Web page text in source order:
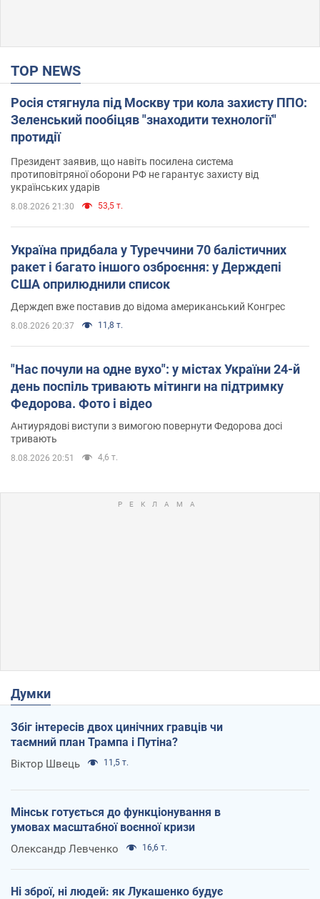
TOP NEWS
Росія стягнула під Москву три кола захисту ППО:
Зеленський пообіцяв "знаходити технології"
протидії
Президент заявив, що навіть посилена система
протиповітряної оборони РФ не гарантує захисту від
українських ударів
8.08.2026 21:30 53,5 т.
Україна придбала у Туреччини 70 балістичних
ракет і багато іншого озброєння: у Держдепі
США оприлюднили список
Держдеп вже поставив до відома американський Конгрес
8.08.2026 20:37 11,8 т.
"Нас почули на одне вухо": у містах України 24-й
день поспіль тривають мітинги на підтримку
Федорова. Фото і відео
Антиурядові виступи з вимогою повернути Федорова досі
тривають
8.08.2026 20:51 4,6 т.
Думки
Збіг інтересів двох цинічних гравців чи
таємний план Трампа і Путіна?
Віктор Швець 11,5 т.
Мінськ готується до функціонування в
умовах масштабної воєнної кризи
Олександр Левченко 16,6 т.
Ні зброї, ні людей: як Лукашенко будує